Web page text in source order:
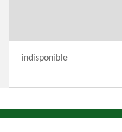
indisponible